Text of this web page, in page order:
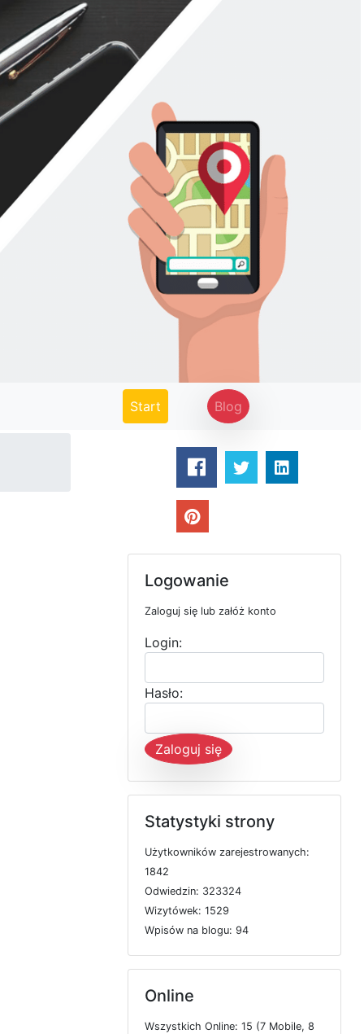
Start (current) Blog
Logowanie
Zaloguj się lub załóż konto
Login:
Hasło:
Zaloguj się
Statystyki strony
Użytkowników zarejestrowanych:
1842
Odwiedzin: 323324
Wizytówek: 1529
Wpisów na blogu: 94
Online
Wszystkich Online: 15 (7 Mobile, 8